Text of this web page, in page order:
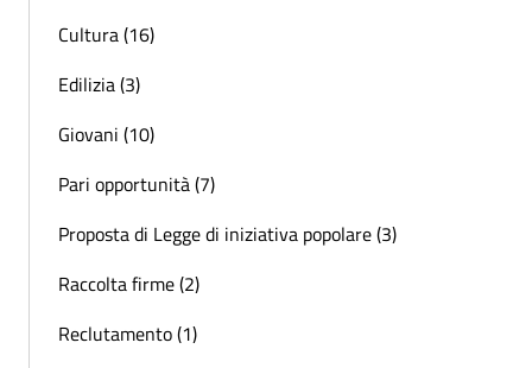
Cultura (16)
Edilizia (3)
Giovani (10)
Pari opportunità (7)
Proposta di Legge di iniziativa popolare (3)
Raccolta firme (2)
Reclutamento (1)